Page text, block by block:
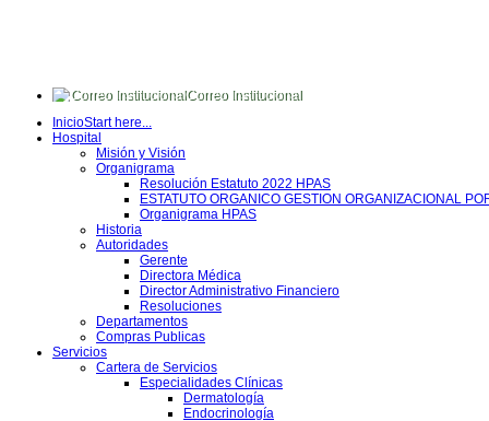
Correo Institucional
Intranet
Quipux
InicioStart here...
Hospital
Misión y Visión
Organigrama
Resolución Estatuto 2022 HPAS
ESTATUTO ORGANICO GESTION ORGANIZACIONAL
Organigrama HPAS
Historia
Autoridades
Gerente
Directora Médica
Director Administrativo Financiero
Resoluciones
Departamentos
Compras Publicas
Servicios
Cartera de Servicios
Especialidades Clínicas
Dermatología
Endocrinología